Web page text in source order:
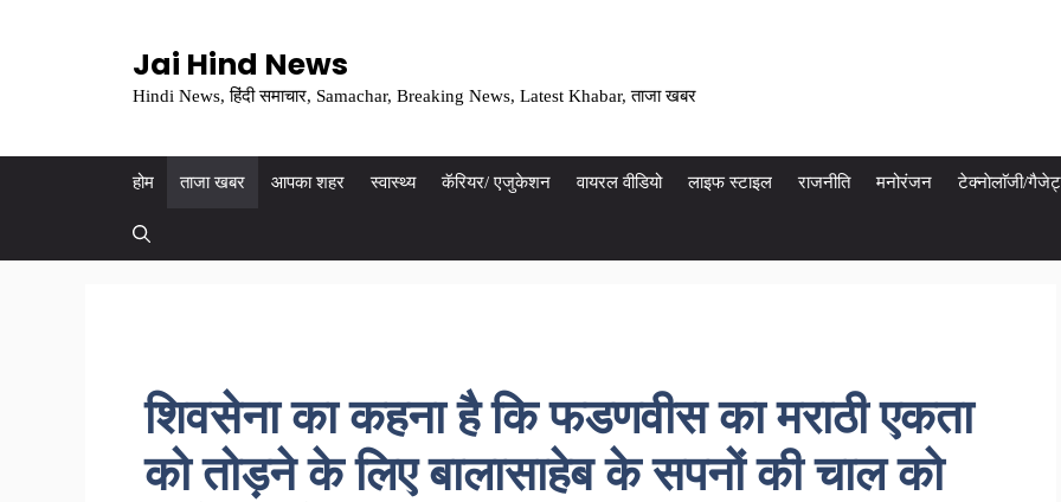
Jai Hind News
Hindi News, हिंदी समाचार, Samachar, Breaking News, Latest Khabar, ताजा खबर
होम ताजा खबर आपका शहर स्वास्थ्य कॅरियर/ एजुकेशन वायरल वीडियो लाइफ स्टाइल राजनीति मनोरंजन टेक्नाेलाॅजी/
शिवसेना का कहना है कि फडणवीस का मराठी एकता
को तोड़ने के लिए बालासाहेब के सपनों की चाल को